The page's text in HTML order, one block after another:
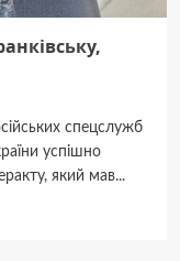
спецслужб
успішно
який мав...